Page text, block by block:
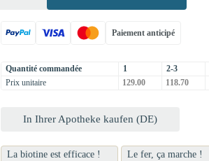
Paiement anticipé
Quantité commandée 1 2-3
Prix unitaire
129.00 118.70
In Ihrer Apotheke kaufen (DE)
La biotine est efficace ! Le fer, ça marche !